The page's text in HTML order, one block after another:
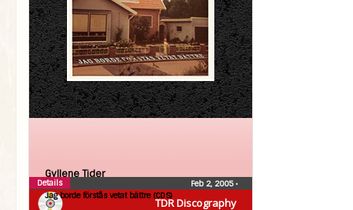
TDR Discography
Gyllene Tider
Jag borde förstås vetat bättre (CDS)
Feb 2, 2005•
Details